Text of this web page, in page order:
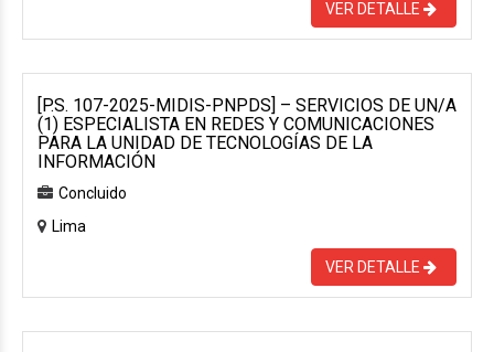
VER DETALLE
[P.S. 107-2025-MIDIS-PNPDS] – SERVICIOS DE UN/A
(1) ESPECIALISTA EN REDES Y COMUNICACIONES
PARA LA UNIDAD DE TECNOLOGÍAS DE LA
INFORMACIÓN
Concluido
Lima
VER DETALLE